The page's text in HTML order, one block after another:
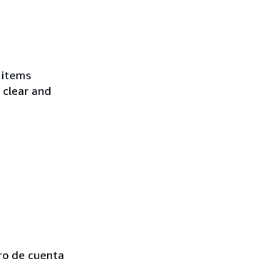
and
de cuenta